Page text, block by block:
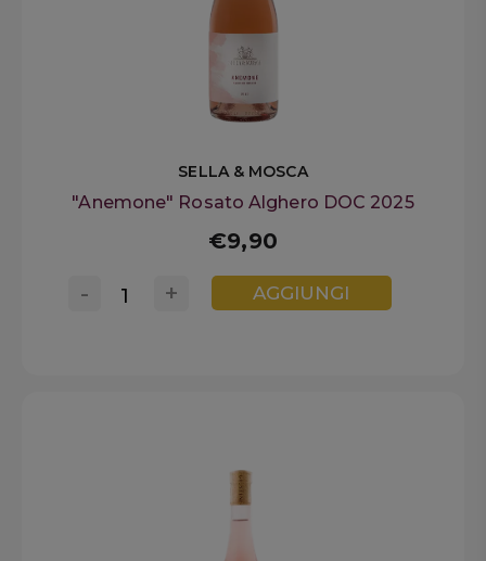
SELLA & MOSCA
"Anemone" Rosato Alghero DOC 2025
€9,90
+
- AGGIUNGI